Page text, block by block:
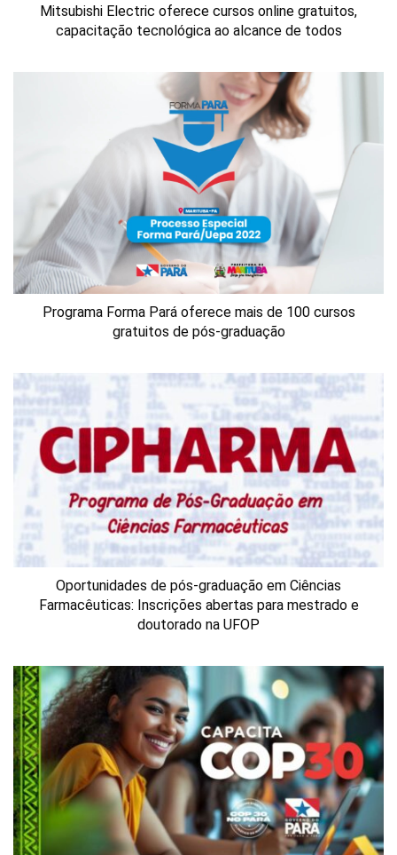
Mitsubishi Electric oferece cursos online gratuitos,
capacitação tecnológica ao alcance de todos
Programa Forma Pará oferece mais de 100 cursos
gratuitos de pós-graduação
Oportunidades de pós-graduação em Ciências
Farmacêuticas: Inscrições abertas para mestrado e
doutorado na UFOP